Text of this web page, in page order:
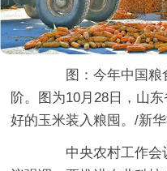
图：今年中国粮
阶。图为10月28日，山
好的玉米装入粮囤。/新
中央农村工作会